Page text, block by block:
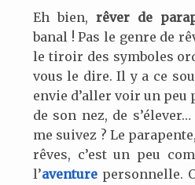
Eh bien, rêver de
banal ! Pas le genre de
le tiroir des symboles
vous le dire. Il y a ce
envie d’aller voir un peu
de son nez, de
me suivez ? Le
rêves, c’est un peu
l’aventurepersonnelle.